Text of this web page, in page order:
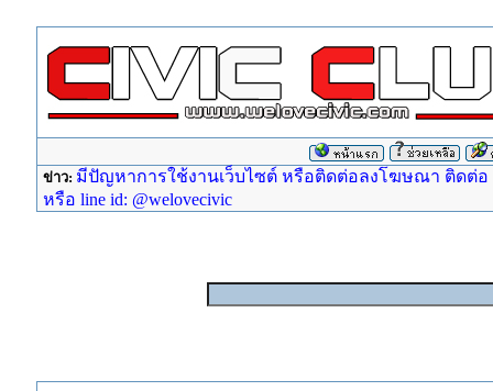
ข่าว: มีปัญหาการใช้งานเว็บไซต์ หรือติดต่อลงโฆษณา ติดต่อ
หรือ line id: @welovecivic